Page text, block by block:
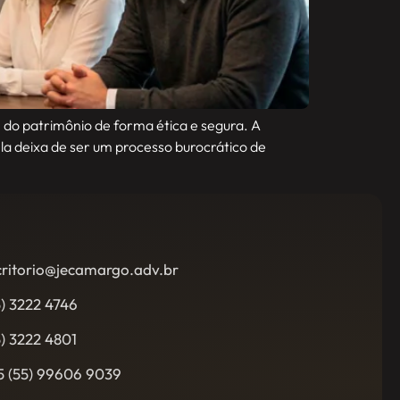
patrimônio de forma ética e segura. A
deixa de ser um processo burocrático de
3222 4746
3222 4801
(55) 99606 9039